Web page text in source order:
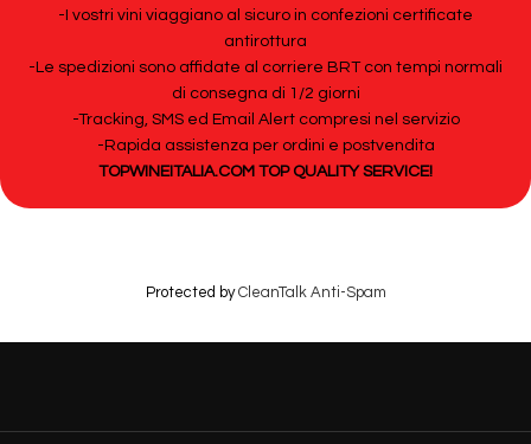
-I vostri vini viaggiano al sicuro in confezioni certificate
antirottura
-Le spedizioni sono affidate al corriere BRT con tempi normali
di consegna di 1/2 giorni
-Tracking, SMS ed Email Alert compresi nel servizio
-Rapida assistenza per ordini e postvendita
TOPWINEITALIA.COM TOP QUALITY SERVICE!
Protected byCleanTalk Anti-Spam